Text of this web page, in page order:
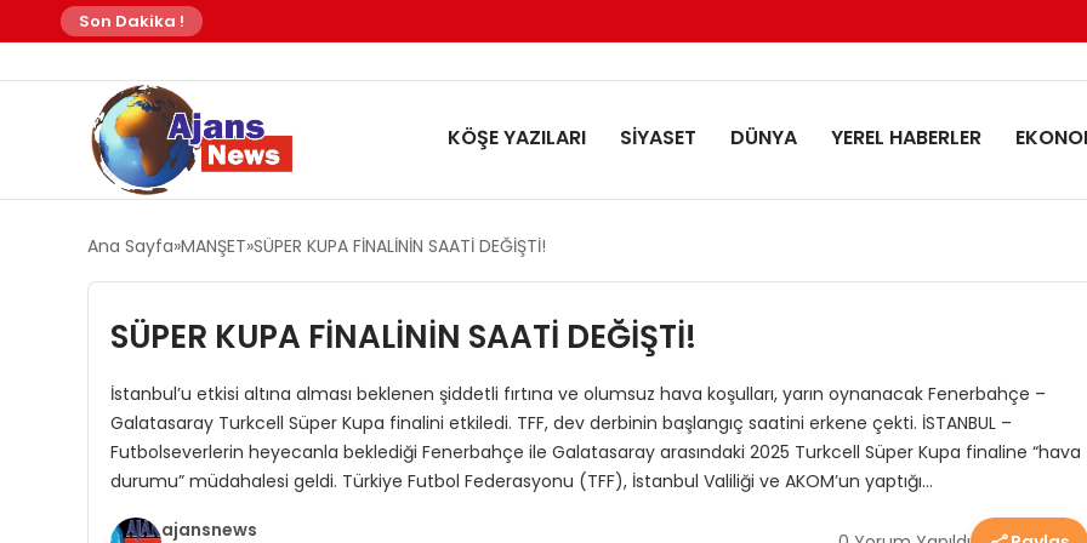
Son Dakika !
KÖŞE YAZILARI SİYASET DÜNYA YEREL HABERLER
Ana Sayfa MANŞET SÜPER KUPA FİNALİNİN SAATİ DEĞİŞTİ!
SÜPER KUPA FİNALİNİN SAATİ DEĞİŞTİ!
İstanbul’u etkisi altına alması beklenen şiddetli fırtına ve olumsuz hava koşulları, yarın oynanacak Fenerbahçe –
Galatasaray Turkcell Süper Kupa finalini etkiledi. TFF, dev derbinin başlangıç saatini erkene çekti. İSTANBUL –
Futbolseverlerin heyecanla beklediği Fenerbahçe ile Galatasaray arasındaki 2025 Turkcell Süper Kupa finaline “hava
durumu” müdahalesi geldi. Türkiye Futbol Federasyonu (TFF), İstanbul Valiliği ve AKOM’un yaptığı…
ajansnews